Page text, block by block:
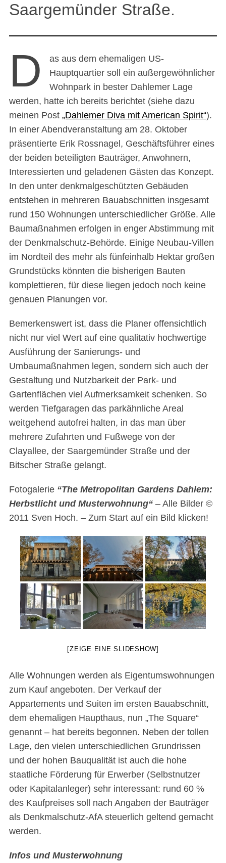
Saargemünder Straße.
D
as aus dem ehemaligen US-
Hauptquartier soll ein außergewöhnlicher
Wohnpark in bester Dahlemer Lage
werden, hatte ich bereits berichtet (siehe dazu
meinen Post „Dahlemer Diva mit American Spirit“).
In einer Abendveranstaltung am 28. Oktober
präsentierte Erik Rossnagel, Geschäftsführer eines
der beiden beteiligten Bauträger, Anwohnern,
Interessierten und geladenen Gästen das Konzept.
In den unter denkmalgeschützten Gebäuden
entstehen in mehreren Bauabschnitten insgesamt
rund 150 Wohnungen unterschiedlicher Größe. Alle
Baumaßnahmen erfolgen in enger Abstimmung mit
der Denkmalschutz-Behörde. Einige Neubau-Villen
im Nordteil des mehr als fünfeinhalb Hektar großen
Grundstücks könnten die bisherigen Bauten
komplettieren, für diese liegen jedoch noch keine
genauen Planungen vor.
Bemerkenswert ist, dass die Planer offensichtlich
nicht nur viel Wert auf eine qualitativ hochwertige
Ausführung der Sanierungs- und
Umbaumaßnahmen legen, sondern sich auch der
Gestaltung und Nutzbarkeit der Park- und
Gartenflächen viel Aufmerksamkeit schenken. So
werden Tiefgaragen das parkähnliche Areal
weitgehend autofrei halten, in das man über
mehrere Zufahrten und Fußwege von der
Clayallee, der Saargemünder Straße und der
Bitscher Straße gelangt.
Fotogalerie “The Metropolitan Gardens Dahlem:
Herbstlicht und Musterwohnung“– Alle Bilder ©
2011 Sven Hoch. – Zum Start auf ein Bild klicken!
[ZEIGE EINE SLIDESHOW]
Alle Wohnungen werden als Eigentumswohnungen
zum Kauf angeboten. Der Verkauf der
Appartements und Suiten im ersten Bauabschnitt,
dem ehemaligen Haupthaus, nun „The Square“
genannt – hat bereits begonnen. Neben der tollen
Lage, den vielen unterschiedlichen Grundrissen
und der hohen Bauqualität ist auch die hohe
staatliche Förderung für Erwerber (Selbstnutzer
oder Kapitalanleger) sehr interessant: rund 60 %
des Kaufpreises soll nach Angaben der Bauträger
als Denkmalschutz-AfA steuerlich geltend gemacht
werden.
Infos und Musterwohnung